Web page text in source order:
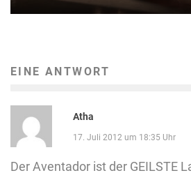
EINE ANTWORT
Atha
17. Juli 2012 um 18:35 Uhr
Der Aventador ist der GEILSTE